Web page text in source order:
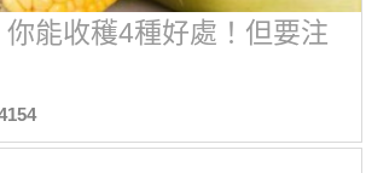
能收穫4種好處！但要注